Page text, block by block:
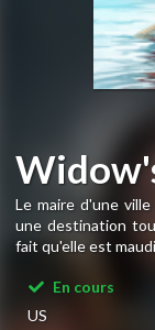
Le maire d'une
une destination
fait qu'elle est
En cours
US